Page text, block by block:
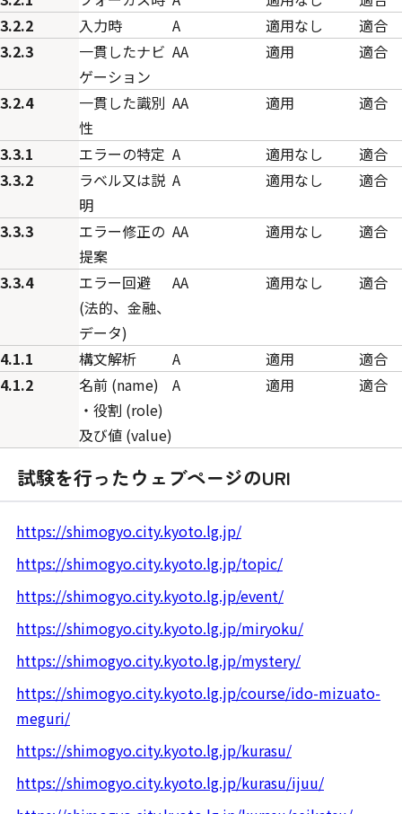
3.2.2
入力時 A 適用なし
適合
3.2.3
一貫したナビ
ゲーション
AA 適用 適合
3.2.4
一貫した識別
性
AA 適用 適合
3.3.1 エラーの特定 A 適用なし
適合
3.3.2
ラベル又は説
明
A 適用なし 適合
3.3.3
エラー修正の
提案
AA 適用なし 適合
3.3.4
エラー回避
(法的、金融、
データ)
AA 適用なし 適合
4.1.1 構文解析 A 適用
適合
4.1.2
名前 (name)
・役割 (role)
及び値 (value)
A 適用 適合
試験を行ったウェブページのURI
https://shimogyo.city.kyoto.lg.jp/
https://shimogyo.city.kyoto.lg.jp/topic/
https://shimogyo.city.kyoto.lg.jp/event/
https://shimogyo.city.kyoto.lg.jp/miryoku/
https://shimogyo.city.kyoto.lg.jp/mystery/
https://shimogyo.city.kyoto.lg.jp/course/ido-mizuato-
meguri/
https://shimogyo.city.kyoto.lg.jp/kurasu/
https://shimogyo.city.kyoto.lg.jp/kurasu/ijuu/